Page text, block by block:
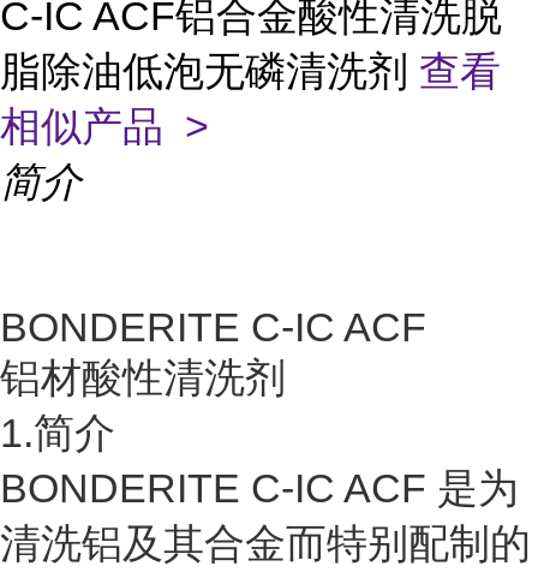
C-IC ACF铝合金酸性清洗脱
脂除油低泡无磷清洗剂 查看
相似产品 >
简介
BONDERITE C-IC ACF
铝材酸性清洗剂
1.简介
BONDERITE C-IC ACF 是为
清洗铝及其合金而特别配制的